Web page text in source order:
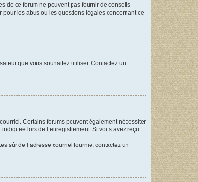
de ce forum ne peuvent pas fournir de conseils
les abus ou les questions légales concernant ce
que vous souhaitez utiliser. Contactez un
Certains forums peuvent également nécessiter
lors de l’enregistrement. Si vous avez reçu
sûr de l’adresse courriel fournie, contactez un